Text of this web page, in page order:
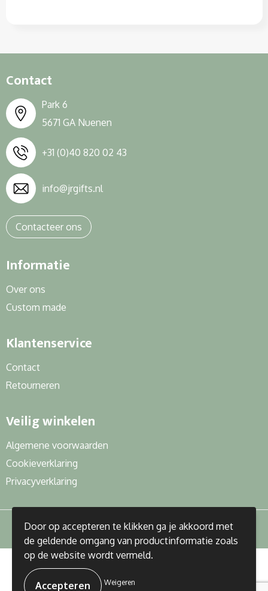
Contact
Park 6
5671 GA Nuenen
+31 (0)40 820 02 43
info@jrgifts.nl
Contacteer ons
Informatie
Over ons
Custom made
Klantenservice
Contact
Retourneren
Veilig winkelen
Algemene voorwaarden
Cookieverklaring
Privacyverklaring
© Copyright J&R Gifts 2023
Door op accepteren te klikken ga je akkoord met
de geldende omgang van productinformatie zoals
op de website wordt vermeld.
Weigeren